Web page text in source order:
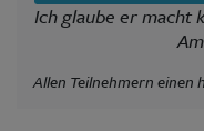
Ich glaube er macht
Allen Teilnehmern einen